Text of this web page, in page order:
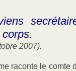
2007).
raconte le comte